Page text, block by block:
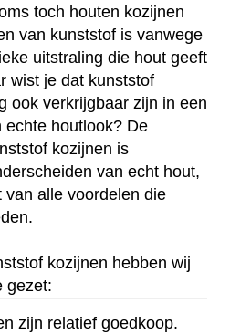
toch houten kozijnen
van kunststof is vanwege
uitstraling die hout geeft
wist je dat kunststof
ook verkrijgbaar zijn in een
echte houtlook? De
kozijnen is
van echt hout,
alle voordelen die
kozijnen hebben wij
gezet:
zijn relatief goedkoop.